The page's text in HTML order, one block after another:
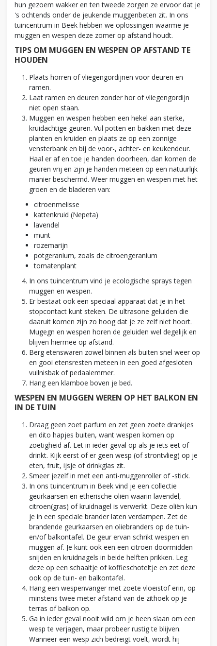
hun gezoem wakker en ten tweede zorgen ze ervoor dat je
's ochtends onder de jeukende muggenbeten zit. In ons
tuincentrum in Beek hebben we oplossingen waarme je
muggen en wespen deze zomer op afstand houdt.
TIPS OM MUGGEN EN WESPEN OP AFSTAND TE
HOUDEN
Plaats horren of vliegengordijnen voor deuren en
ramen.
Laat ramen en deuren zonder hor of vliegengordijn
niet open staan.
Muggen en wespen hebben een hekel aan sterke,
kruidachtige geuren. Vul potten en bakken met deze
planten en kruiden en plaats ze op een zonnige
vensterbank en bij de voor-, achter- en keukendeur.
Haal er af en toe je handen doorheen, dan komen de
geuren vrij en zijn je handen meteen op een natuurlijk
manier beschermd. Weer muggen en wespen met het
groen en de bladeren van:
citroenmelisse
kattenkruid (Nepeta)
lavendel
munt
rozemarijn
potgeranium, zoals de citroengeranium
tomatenplant
In ons tuincentrum vind je ecologische sprays tegen
muggen en wespen.
Er bestaat ook een speciaal apparaat dat je in het
stopcontact kunt steken. De ultrasone geluiden die
daaruit komen zijn zo hoog dat je ze zelf niet hoort.
Mugegn en wespen horen de geluiden wel degelijk en
blijven hiermee op afstand.
Berg etenswaren zowel binnen als buiten snel weer op
en gooi etensresten meteen in een goed afgesloten
vuilnisbak of pedaalemmer.
Hang een klamboe boven je bed.
WESPEN EN MUGGEN WEREN OP HET BALKON EN
IN DE TUIN
Draag geen zoet parfum en zet geen zoete drankjes
en dito hapjes buiten, want wespen komen op
zoetigheid af. Let in ieder geval op als je iets eet of
drinkt. Kijk eerst of er geen wesp (of strontvlieg) op je
eten, fruit, ijsje of drinkglas zit.
Smeer jezelf in met een anti-muggenroller of -stick.
In ons tuincentrum in Beek vind je een collectie
geurkaarsen en etherische oliën waarin lavendel,
citroen(gras) of kruidnagel is verwerkt. Deze oliën kun
je in een speciale brander laten verdampen. Zet de
brandende geurkaarsen en oliebranders op de tuin-
en/of balkontafel. De geur ervan schrikt wespen en
muggen af. Je kunt ook een een citroen doormidden
snijden en kruidnagels in beide helften prikken. Leg
deze op een schaaltje of koffieschoteltje en zet deze
ook op de tuin- en balkontafel.
Hang een wespenvanger met zoete vloeistof erin, op
minstens twee meter afstand van de zithoek op je
terras of balkon op.
Ga in ieder geval nooit wild om je heen slaan om een
wesp te verjagen, maar probeer rustig te blijven.
Wanneer een wesp zich bedreigt voelt, wordt hij